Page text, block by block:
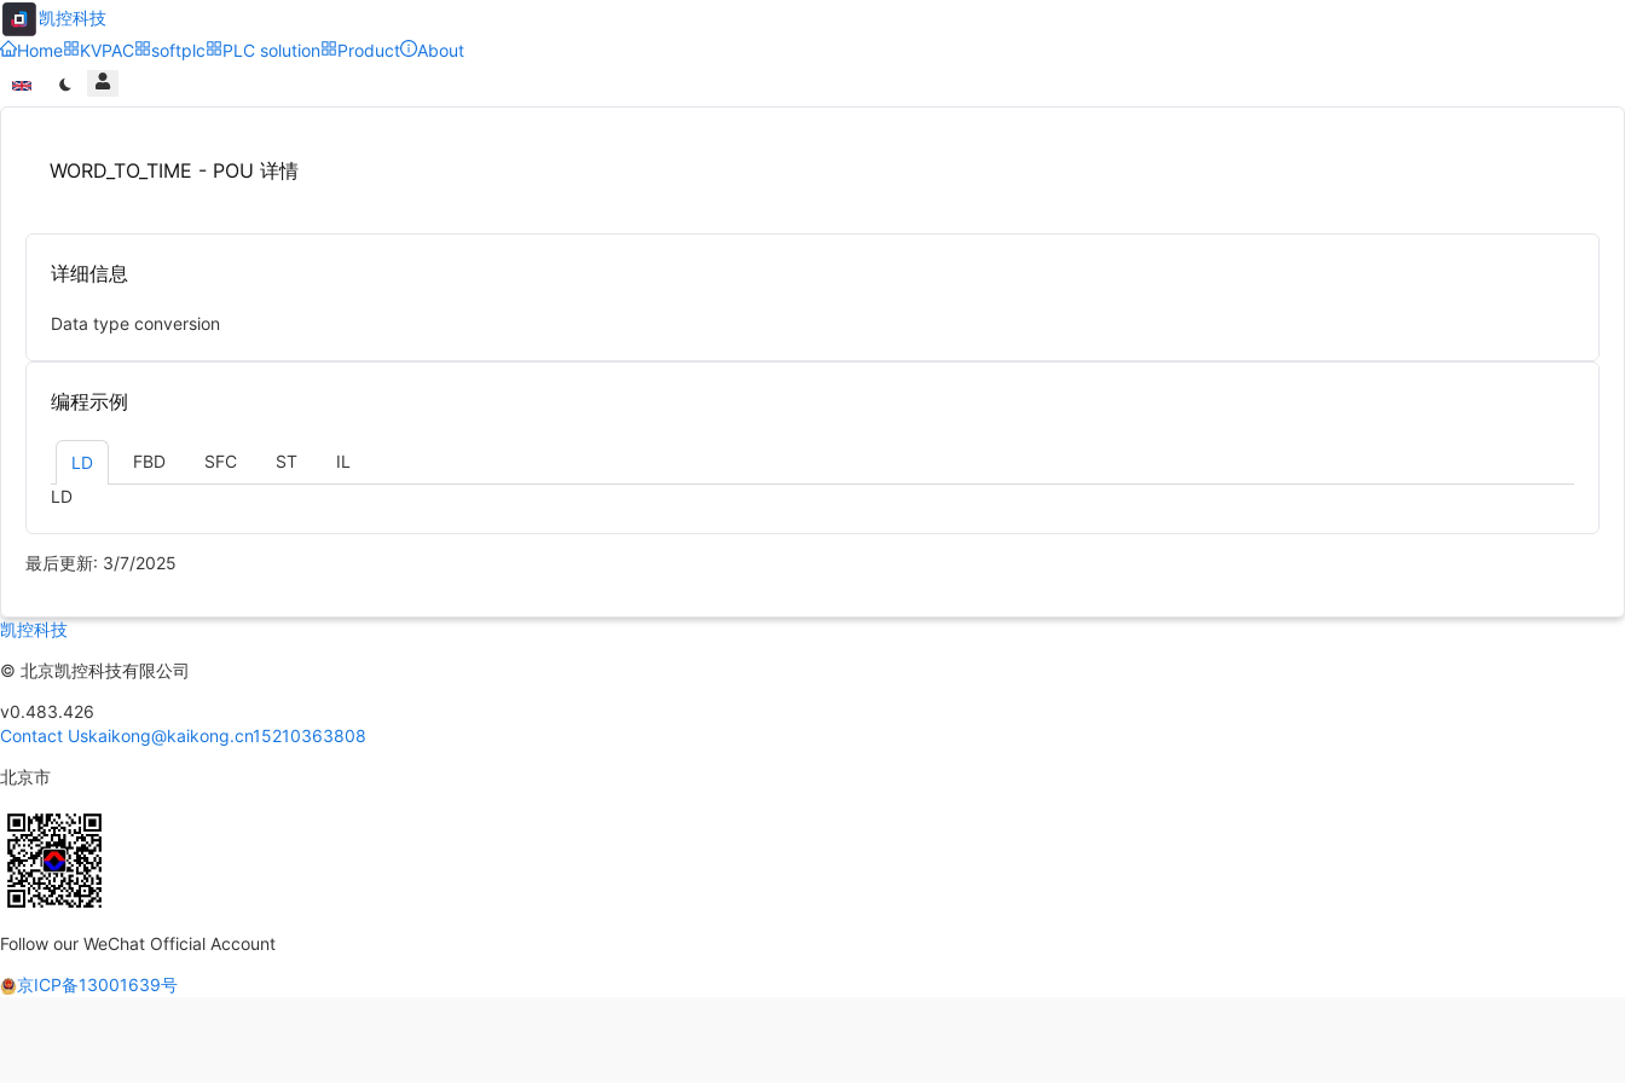
凯控科技
Home
KVPAC softplc PLC solution Product About
WORD_TO_TIME - POU 详情
详细信息
Data type conversion
编程示例
LD FBD SFC ST
IL
LD
最后更新: 3/7/2025
凯控科技
© 北京凯控科技有限公司
v0.483.426
Contact Uskaikong@kaikong.cn15210363808
北京市
Follow our WeChat Official Account
京ICP备13001639号